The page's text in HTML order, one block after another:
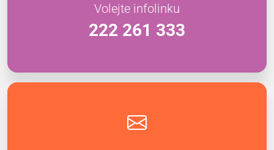
Volejte infolinku
222 261 333